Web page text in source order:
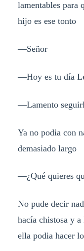
lamentables para
hijo es ese tonto
—Señor
—Hoy es tu día
—Lamento
Ya no podia con
demasiado largo
—¿Qué quieres
No pude decir
hacía chistosa y
ella podia hacer